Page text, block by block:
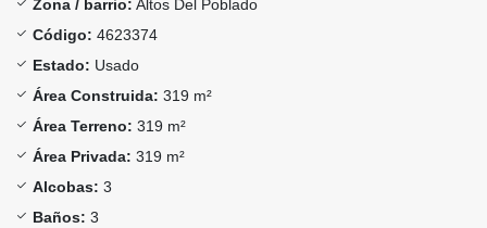
Zona / barrio: Altos Del Poblado
Código: 4623374
Estado: Usado
Área Construida: 319 m²
Área Terreno: 319 m²
Área Privada: 319 m²
Alcobas: 3
Baños: 3